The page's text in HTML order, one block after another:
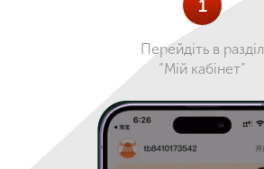
1
Перейдіть в разділ
“Мій кабінет”